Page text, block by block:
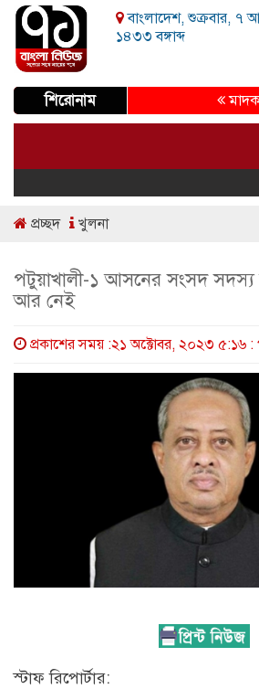
বাংলাদেশ, শুক্রবার, ৭
১৪৩৩ বঙ্গাব্দ
শিরোনাম মাদকমুক্ত,
প্রচ্ছদ খুলনা
পটুয়াখালী-১ আসনের সংসদ সদস্য
আর নেই
প্রকাশের সময় :২১ অক্টোবর, ২০২৩ ৫:১৬ :
স্টাফ রিপোর্টার: